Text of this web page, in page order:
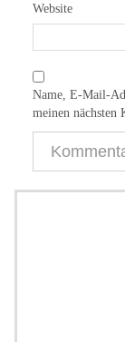
Website
Name, E-Mail-
meinen nächsten